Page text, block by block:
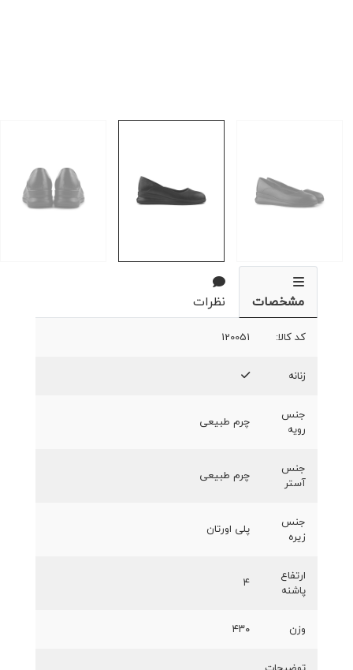
مشخصات نظرات
کد کالا: 120051
زنانه
جنس
رویه
چرم طبیعی
جنس
آستر
چرم طبیعی
جنس
زیره
پلی اورتان
ارتفاع
پاشنه
۴
وزن ۴۳۰